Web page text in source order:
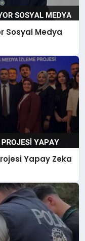
Sosyal Medya
Yapay Zeka